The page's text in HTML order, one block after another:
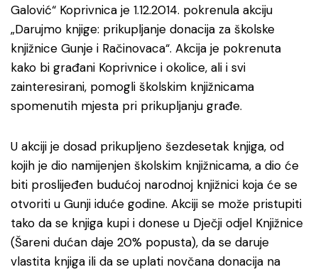
Galović“ Koprivnica je 1.12.2014. pokrenula akciju
„Darujmo knjige: prikupljanje donacija za školske
knjižnice Gunje i Račinovaca“. Akcija je pokrenuta
kako bi građani Koprivnice i okolice, ali i svi
zainteresirani, pomogli školskim knjižnicama
spomenutih mjesta pri prikupljanju građe.
U akciji je dosad prikupljeno šezdesetak knjiga, od
kojih je dio namijenjen školskim knjižnicama, a dio će
biti proslijeđen budućoj narodnoj knjižnici koja će se
otvoriti u Gunji iduće godine. Akciji se može pristupiti
tako da se knjiga kupi i donese u Dječji odjel Knjižnice
(Šareni dućan daje 20% popusta), da se daruje
vlastita knjiga ili da se uplati novčana donacija na